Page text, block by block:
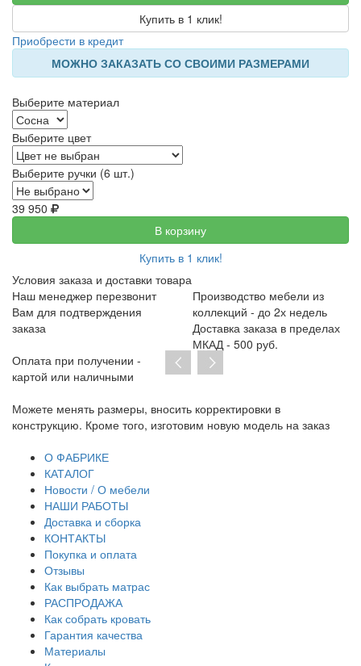
Купить в 1 клик!
Приобрести в кредит
МОЖНО ЗАКАЗАТЬ СО СВОИМИ РАЗМЕРАМИ
Выберите материал
Выберите цвет
Выберите ручки (6 шт.)
39 950
В корзину
Купить в 1 клик!
Условия заказа и доставки товара
Наш менеджер перезвонит
Вам для подтверждения
заказа
Производство мебели из
коллекций - до 2х недель
Доставка заказа в пределах
МКАД - 500 руб.
Оплата при получении -
картой или наличными
Можете менять размеры, вносить корректировки в
конструкцию. Кроме того, изготовим новую модель на заказ
О ФАБРИКЕ
КАТАЛОГ
Новости / О мебели
НАШИ РАБОТЫ
Доставка и сборка
КОНТАКТЫ
Покупка и оплата
Отзывы
Как выбрать матрас
РАСПРОДАЖА
Как собрать кровать
Гарантия качества
Материалы